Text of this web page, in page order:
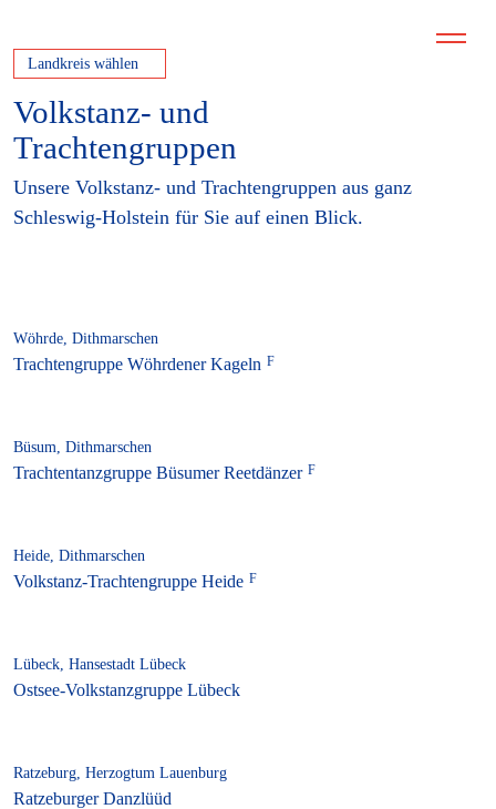
Landkreis wählen
Volkstanz- und
Trachtengruppen
Unsere Volkstanz- und Trachtengruppen aus ganz
Schleswig-Holstein für Sie auf einen Blick.
Wöhrde, Dithmarschen
Trachtengruppe Wöhrdener Kageln
Büsum, Dithmarschen
Trachtentanzgruppe Büsumer Reetdänzer
Heide, Dithmarschen
Volkstanz-Trachtengruppe Heide
Lübeck, Hansestadt Lübeck
Ostsee-Volkstanzgruppe Lübeck
Ratzeburg, Herzogtum Lauenburg
Ratzeburger Danzlüüd